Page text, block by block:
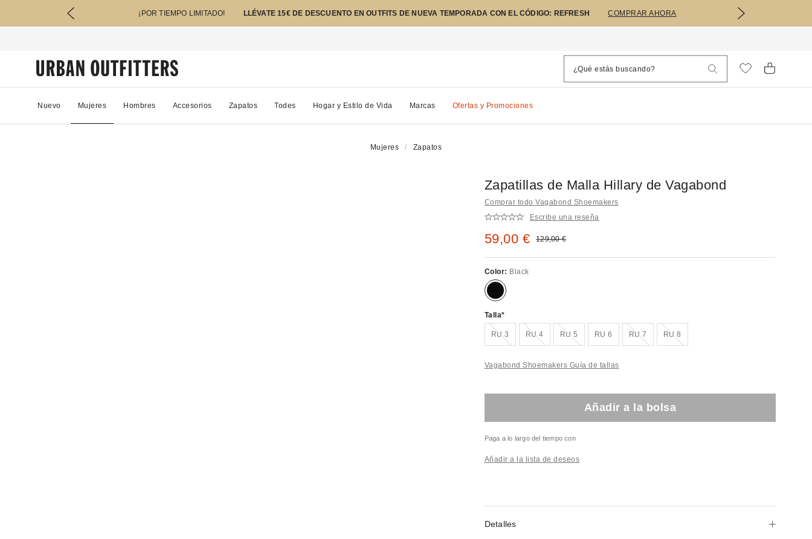
¡POR TIEMPO LIMITADO! LLÉVATE 15€ DE DESCUENTO EN OUTFITS DE NUEVA TEMPORADA CON EL CÓDIGO: REFRESH COMPRAR AHORA
Nuevo Mujeres Hombres Accesorios Zapatos Todes Hogar y Estilo de Vida Marcas Ofertas y Promociones
Mujeres Zapatos
Zapatillas de Malla Hillary de Vagabond
Comprar todo Vagabond Shoemakers
Escribe una reseña
Precio rebajado:
59,00 € Precio original:
129,00 €
Color: Black
Talla
RU 3¡Agotado!RU 4
¡Agotado!RU 5¡Agotado!RU 6 RU 7¡Agotado!RU 8¡Agotado!
Vagabond Shoemakers Guía de tallas
Añadir a la bolsa
Paga a lo largo del tiempo con
Añadir a la lista de deseos
Detalles